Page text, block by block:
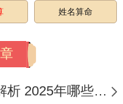
姓名算命
2025年犯太岁五大生肖解析 2025年哪些生肖会犯太岁